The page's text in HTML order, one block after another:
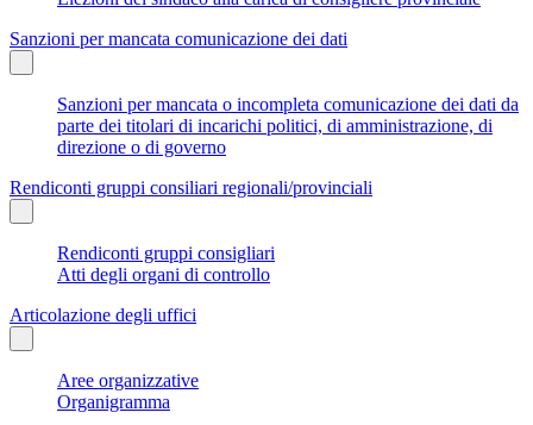
Sanzioni per mancata comunicazione dei dati
Sanzioni per mancata o incompleta comunicazione dei dati da
parte dei titolari di incarichi politici, di amministrazione, di
direzione o di governo
Rendiconti gruppi consiliari regionali/provinciali
Rendiconti gruppi consigliari
Atti degli organi di controllo
Articolazione degli uffici
Aree organizzative
Organigramma